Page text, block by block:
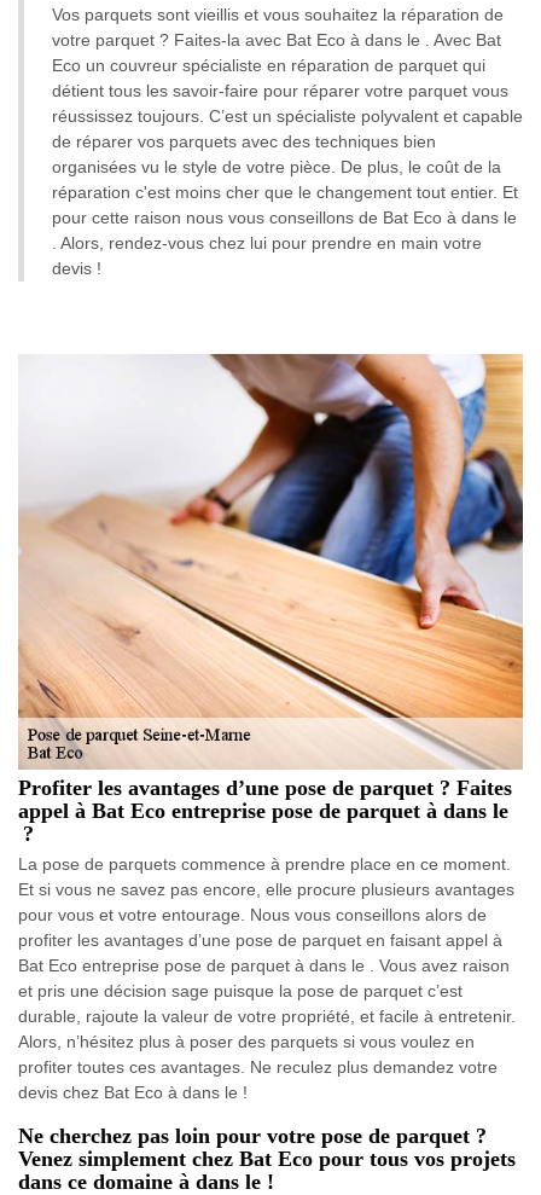
Vos parquets sont vieillis et vous souhaitez la réparation de
votre parquet ? Faites-la avec Bat Eco à dans le . Avec Bat
Eco un couvreur spécialiste en réparation de parquet qui
détient tous les savoir-faire pour réparer votre parquet vous
réussissez toujours. C’est un spécialiste polyvalent et capable
de réparer vos parquets avec des techniques bien
organisées vu le style de votre pièce. De plus, le coût de la
réparation c'est moins cher que le changement tout entier. Et
pour cette raison nous vous conseillons de Bat Eco à dans le
. Alors, rendez-vous chez lui pour prendre en main votre
devis !
Profiter les avantages d’une pose de parquet ? Faites
appel à Bat Eco entreprise pose de parquet à dans le
?
La pose de parquets commence à prendre place en ce moment.
Et si vous ne savez pas encore, elle procure plusieurs avantages
pour vous et votre entourage. Nous vous conseillons alors de
profiter les avantages d’une pose de parquet en faisant appel à
Bat Eco entreprise pose de parquet à dans le . Vous avez raison
et pris une décision sage puisque la pose de parquet c’est
durable, rajoute la valeur de votre propriété, et facile à entretenir.
Alors, n’hésitez plus à poser des parquets si vous voulez en
profiter toutes ces avantages. Ne reculez plus demandez votre
devis chez Bat Eco à dans le !
Ne cherchez pas loin pour votre pose de parquet ?
Venez simplement chez Bat Eco pour tous vos projets
dans ce domaine à dans le !